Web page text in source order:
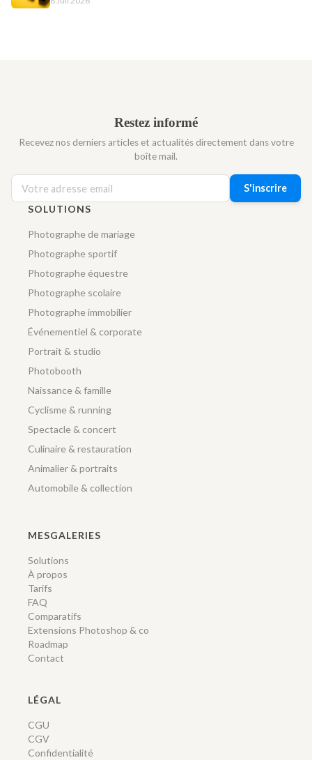
Restez informé
Recevez nos derniers articles et actualités directement dans votre
boîte mail.
S'inscrire
SOLUTIONS
Photographe de mariage
Photographe sportif
Photographe équestre
Photographe scolaire
Photographe immobilier
Événementiel & corporate
Portrait & studio
Photobooth
Naissance & famille
Cyclisme & running
Spectacle & concert
Culinaire & restauration
Animalier & portraits
Automobile & collection
MESGALERIES
Solutions
À propos
Tarifs
FAQ
Comparatifs
Extensions Photoshop & co
Roadmap
Contact
LÉGAL
CGU
CGV
Confidentialité